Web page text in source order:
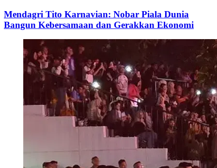
Mendagri Tito Karnavian: Nobar Piala Dunia
Bangun Kebersamaan dan Gerakkan Ekonomi